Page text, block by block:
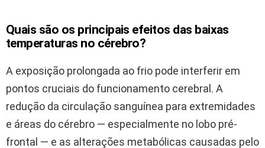
Quais são os principais efeitos das baixas
temperaturas no cérebro?
A exposição prolongada ao frio pode interferir em
pontos cruciais do funcionamento cerebral. A
redução da circulação sanguínea para extremidades
e áreas do cérebro — especialmente no lobo pré-
frontal — e as alterações metabólicas causadas pelo